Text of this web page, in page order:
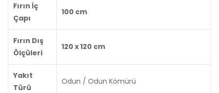
Fırın İç
Çapı
100 cm
Fırın Dış
Ölçüleri
120 x 120 cm
Yakıt
Türü
Odun / Odun Kömürü